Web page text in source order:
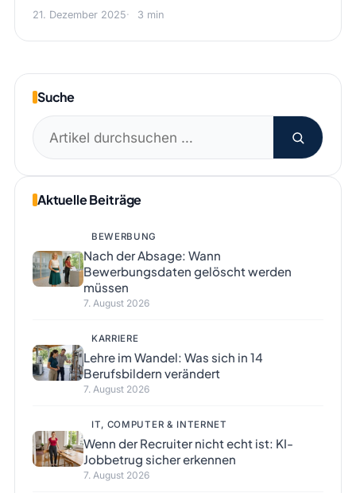
21. Dezember 2025 3 min
Suche
Suchen
nach:
Aktuelle Beiträge
BEWERBUNG
Nach der Absage: Wann
Bewerbungsdaten gelöscht werden
müssen
7. August 2026
KARRIERE
Lehre im Wandel: Was sich in 14
Berufsbildern verändert
7. August 2026
IT, COMPUTER & INTERNET
Wenn der Recruiter nicht echt ist: KI-
Jobbetrug sicher erkennen
7. August 2026